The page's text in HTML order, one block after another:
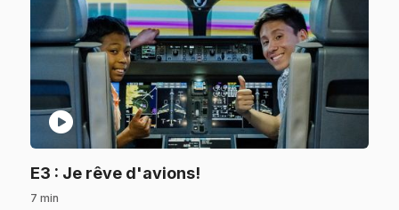
play_circle
E3 : Je rêve d'avions!
7 min